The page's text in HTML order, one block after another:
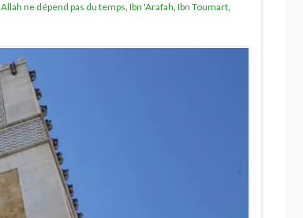
Allah ne dépend pas du temps, Ibn 'Arafah, Ibn Toumart,